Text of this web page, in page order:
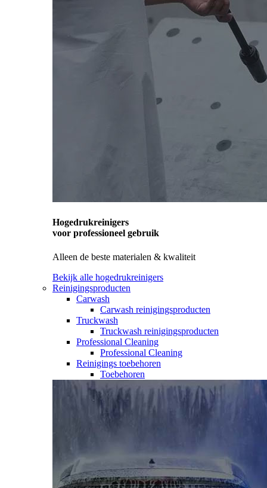
Hogedrukreinigers
voor professioneel gebruik
Alleen de beste materialen & kwaliteit
Bekijk alle hogedrukreinigers
Reinigingsproducten
Carwash
Carwash reinigingsproducten
Truckwash
Truckwash reinigingsproducten
Professional Cleaning
Professional Cleaning
Reinigings toebehoren
Toebehoren